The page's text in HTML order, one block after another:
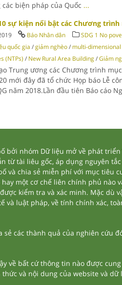
biện pháp của Quốc ...
sự kiện nổi bật các Chương trình
Báo Nhân dân SDG 1 No
quốc gia /giảm nghèo/ multi-
(NTPs) / New Rural Area Building/Giảm
Trung ương các Chương trình
mới đây đã tổ chức Họp báo Lễ
năm 2018.Lần đầu tiên Báo cáo
nhóm Dữ liệu mở về phát triển
từ tài liêu gốc, áp dụng nguyên
và chia sẻ miễn phí với mục tiêu
một cơ chế liên chính phủ nào
kiểm tra và xác minh. Mặc dù
luật pháp, về tính chính xác,
các thành quả của nghiên cứu
về bất cứ thông tin nào được
và nội dung của website và dữ